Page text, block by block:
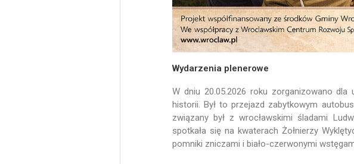
Wydarzenia plenerowe
W dniu 20.05.2026 roku zorganizowano
historii. Był to przejazd zabytkowym
związany był z wrocławskimi śladami
spotkała się na kwaterach Żołnierzy
pomniki zniczami i biało-czerwonymi